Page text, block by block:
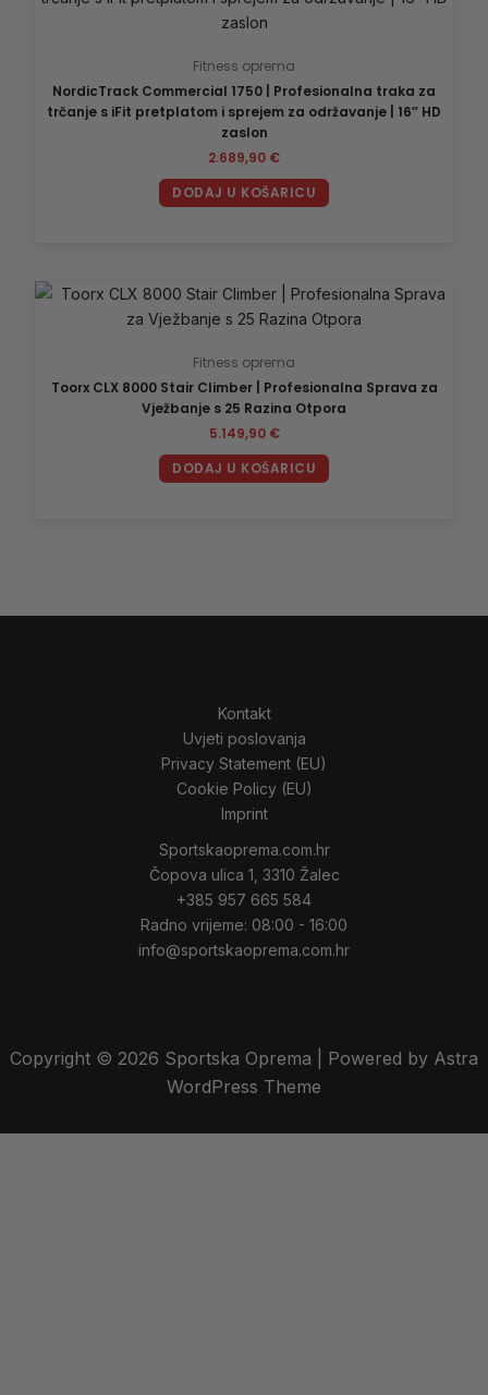
Fitness oprema
NordicTrack Commercial 1750 | Profesionalna traka za
trčanje s iFit pretplatom i sprejem za održavanje | 16″ HD
zaslon
2.689,90 €
DODAJ U KOŠARICU
Fitness oprema
Toorx CLX 8000 Stair Climber | Profesionalna Sprava za
Vježbanje s 25 Razina Otpora
5.149,90 €
DODAJ U KOŠARICU
Kontakt
Uvjeti poslovanja
Privacy Statement (EU)
Cookie Policy (EU)
Imprint
Sportskaoprema.com.hr
Čopova ulica 1, 3310 Žalec
+385 957 665 584
Radno vrijeme: 08:00 - 16:00
info@sportskaoprema.com.hr
Copyright © 2026 Sportska Oprema | Powered by Astra
WordPress Theme